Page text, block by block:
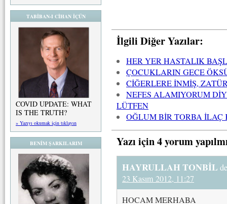
TABİBAN-I CİHAN İÇÜN
COVID UPDATE: WHAT
IS THE TRUTH?
» Yazıyı okumak için tıklayın
BENİM ŞARKILARIM
İlgili Diğer Yazılar:
HER YER HASTALIK
ÇOCUKLARIN GECE
CİĞERLERE İNMİŞ,
NEFES ALAMIYORUM
LÜTFEN
OĞLUM BİR TORBA
Yazı için 4 yorum
HAYRULLAH TONBİL
23 Kasım 2012, 11:27
HOCAM MERHABA